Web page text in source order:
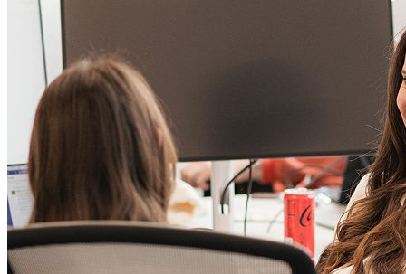
売上100万ドルを達成
創業から8か月で黒字化を達成。月間売上100万ドル規
模へ成長。
Axon 1.0をリリース